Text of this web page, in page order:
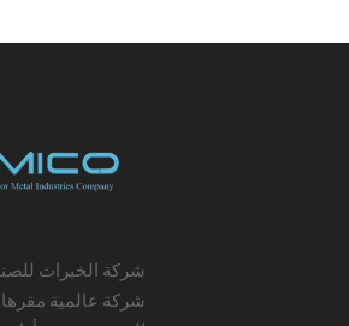
شركة الخبرات
شركة عالمية مقرها